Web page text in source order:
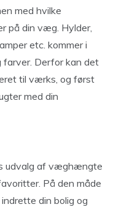
med hvilke
på din væg. Hylder,
etc. kommer i
farver. Derfor kan det
til værks, og først
med din
udvalg af væghængte
På den måde
din bolig og